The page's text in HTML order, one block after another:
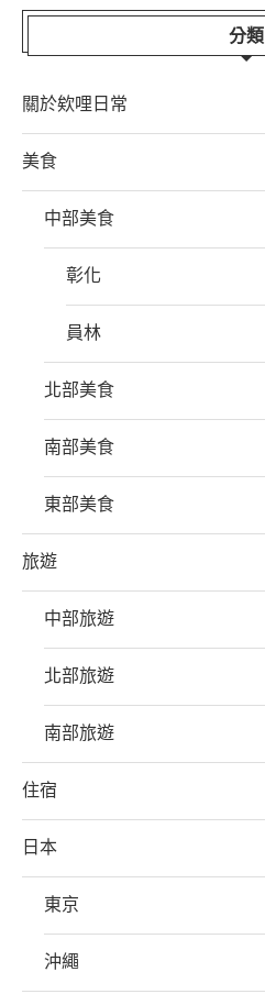
分類
關於欸哩日常
美食
中部美食
彰化
員林
北部美食
南部美食
東部美食
旅遊
中部旅遊
北部旅遊
南部旅遊
住宿
日本
東京
沖繩